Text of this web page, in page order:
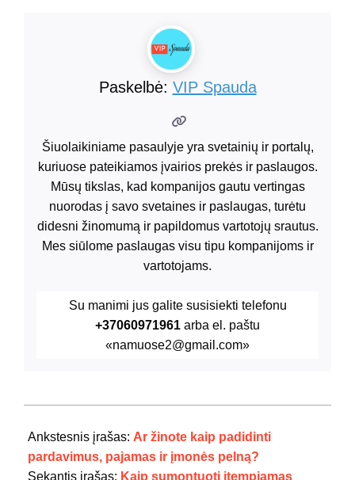
Paskelbė: VIP Spauda
Šiuolaikiniame pasaulyje yra svetainių ir portalų,
kuriuose pateikiamos įvairios prekės ir paslaugos.
Mūsų tikslas, kad kompanijos gautu vertingas
nuorodas į savo svetaines ir paslaugas, turėtu
didesni žinomumą ir papildomus vartotojų srautus.
Mes siūlome paslaugas visu tipu kompanijoms ir
vartotojams.
Su manimi jus galite susisiekti telefonu
+37060971961 arba el. paštu
«namuose2@gmail.com»
10-
14
Ankstesnis įrašas: Ar žinote kaip padidinti
pardavimus, pajamas ir įmonės pelną?
Sekantis įrašas: Kaip sumontuoti įtempiamas